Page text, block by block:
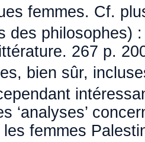
femmes. Cf.
des philosophes)
267 p.
bien sûr,
‘analyses’
femmes